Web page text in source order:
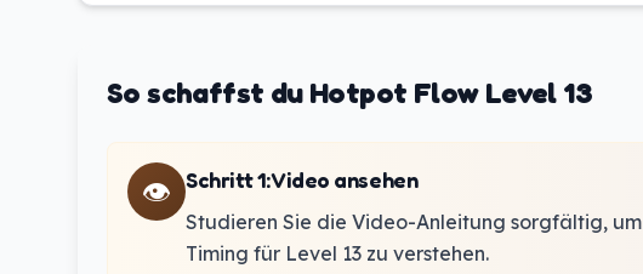
So schaffst du Hotpot Flow Level 13
👁️ Schritt 1:Video ansehen
Studieren Sie die Video-Anleitung sorgfältig,
Timing für Level 13 zu verstehen.